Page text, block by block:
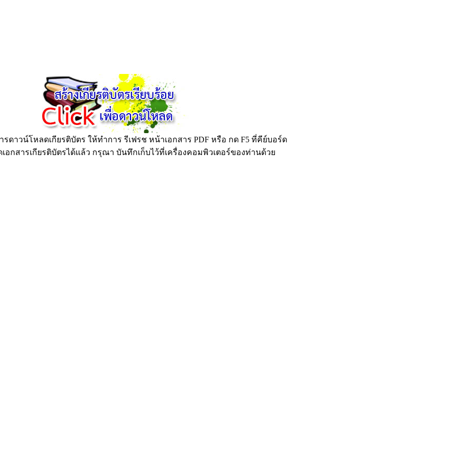
ดาวน์โหลดเกียรติบัตร ให้ทำการ รีเฟรช หน้าเอกสาร PDF หรือ กด F5 ที่คีย์บอร์ด
อกสารเกียรติบัตรได้แล้ว กรุณา บันทึกเก็บไว้ที่เครื่องคอมพิวเตอร์ของท่านด้วย